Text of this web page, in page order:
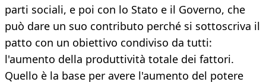
parti sociali, e poi con lo Stato e il Governo, che
può dare un suo contributo perché si sottoscriva il
patto con un obiettivo condiviso da tutti:
l'aumento della produttività totale dei fattori.
Quello è la base per avere l'aumento del potere